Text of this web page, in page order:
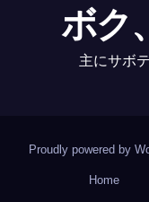
ボク
主にサボ
Proudly powered by
Home